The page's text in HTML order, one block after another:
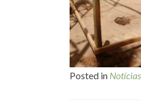
Posted in Notícias